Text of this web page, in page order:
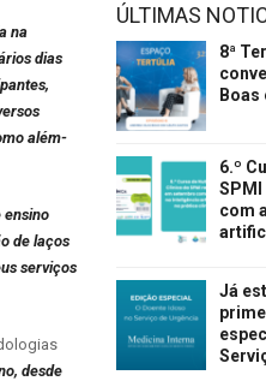
na
dias
além-
ensino
de laços
serviços
desde
ÚLTIMAS
8ª
Boas
6.º
com
Já